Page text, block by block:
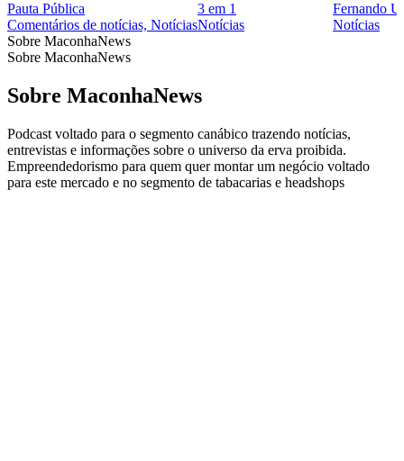
Pauta Pública
Comentários de notícias, Notícias
3 em 1
Notícias
Fernando
Notícias
Sobre MaconhaNews
Sobre MaconhaNews
Sobre MaconhaNews
Podcast voltado para o segmento canábico trazendo notícias,
entrevistas e informações sobre o universo da erva proibida.
Empreendedorismo para quem quer montar um negócio voltado
para este mercado e no segmento de tabacarias e headshops